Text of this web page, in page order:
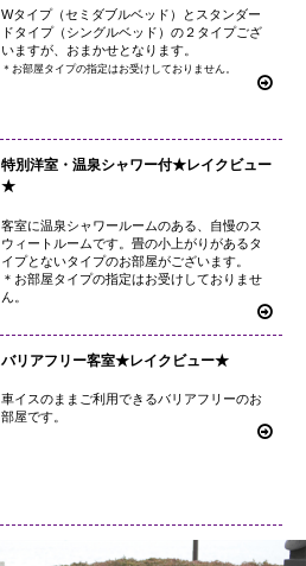
Wタイプ（セミダブルベッド）とスタンダー
ドタイプ（シングルベッド）の２タイプござ
いますが、おまかせとなります。
＊お部屋タイプの指定はお受けしておりません。
特別洋室・温泉シャワー付★レイクビュー
★
客室に温泉シャワールームのある、自慢のス
ウィートルームです。畳の小上がりがあるタ
イプとないタイプのお部屋がございます。
＊お部屋タイプの指定はお受けしておりませ
ん。
バリアフリー客室★レイクビュー★
車イスのままご利用できるバリアフリーのお
部屋です。